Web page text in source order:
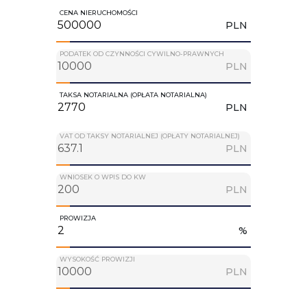
CENA NIERUCHOMOŚCI
PLN
PODATEK OD CZYNNOŚCI CYWILNO-PRAWNYCH
PLN
TAKSA NOTARIALNA (OPŁATA NOTARIALNA)
PLN
VAT OD TAKSY NOTARIALNEJ (OPŁATY NOTARIALNEJ)
PLN
WNIOSEK O WPIS DO KW
PLN
PROWIZJA
%
WYSOKOŚĆ PROWIZJI
PLN